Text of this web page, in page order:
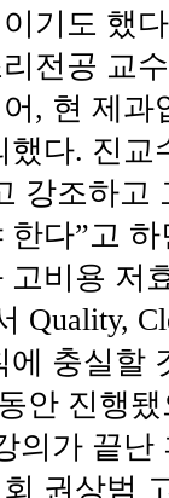
기도 했
전공 교
, 현 제
다. 진교
강조하고
다”고
고비용 저
Quality,
충실할
안 진행
의가 끝
권상범